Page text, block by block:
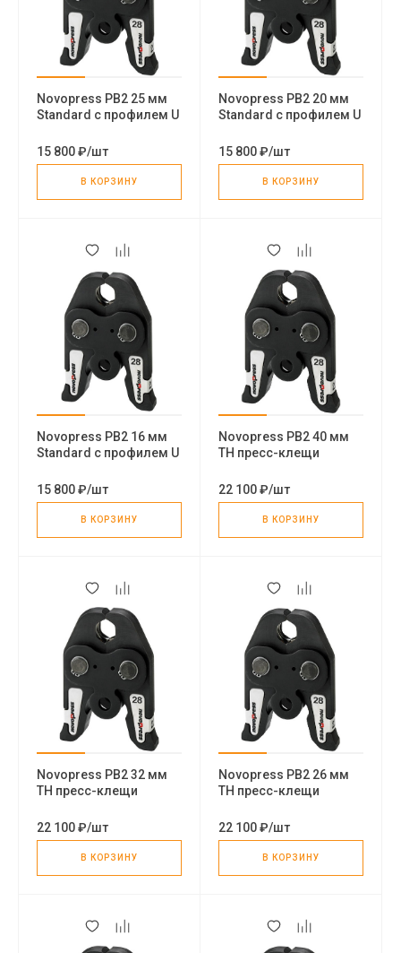
Novopress PB2 25 мм
Standard с профилем U
15 800 ₽/шт
В КОРЗИНУ
Novopress PB2 20 мм
Standard с профилем U
15 800 ₽/шт
В КОРЗИНУ
Novopress PB2 16 мм
Standard с профилем U
15 800 ₽/шт
В КОРЗИНУ
Novopress PB2 40 мм
TH пресс-клещи
22 100 ₽/шт
В КОРЗИНУ
Novopress PB2 32 мм
TH пресс-клещи
22 100 ₽/шт
В КОРЗИНУ
Novopress PB2 26 мм
TH пресс-клещи
22 100 ₽/шт
В КОРЗИНУ